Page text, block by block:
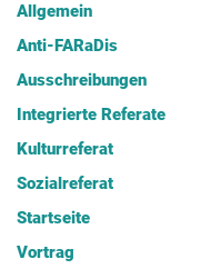
Allgemein
Anti-FARaDis
Ausschreibungen
Integrierte Referate
Kulturreferat
Sozialreferat
Startseite
Vortrag
© Copyright 2023. All
Rights Reserved